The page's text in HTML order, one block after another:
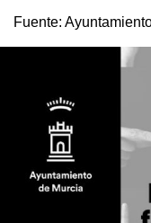
Fuente: